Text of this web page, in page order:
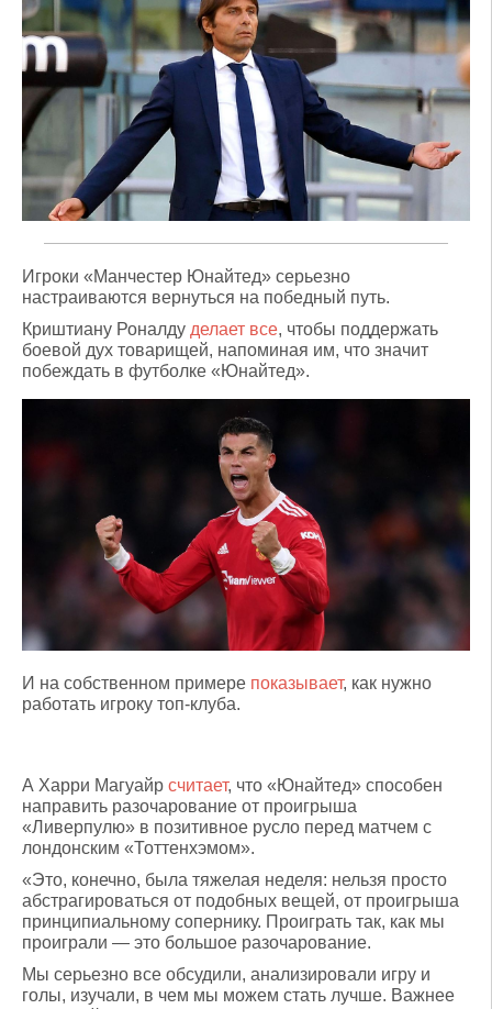
Игроки «Манчестер Юнайтед» серьезно
настраиваются вернуться на победный путь.
Криштиану Роналду делает все, чтобы поддержать
боевой дух товарищей, напоминая им, что значит
побеждать в футболке «Юнайтед».
И на собственном примере показывает, как нужно
работать игроку топ-клуба.
А Харри Магуайр считает, что «Юнайтед» способен
направить разочарование от проигрыша
«Ливерпулю» в позитивное русло перед матчем с
лондонским «Тоттенхэмом».
«Это, конечно, была тяжелая неделя: нельзя просто
абстрагироваться от подобных вещей, от проигрыша
принципиальному сопернику. Проиграть так, как мы
проиграли — это большое разочарование.
Мы серьезно все обсудили, анализировали игру и
голы, изучали, в чем мы можем стать лучше. Важнее